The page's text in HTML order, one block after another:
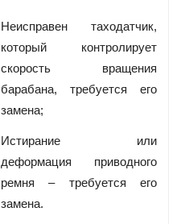
Неисправен таходатчик,
который контролирует
скорость вращения
барабана, требуется его
замена;
Истирание или
деформация приводного
ремня – требуется его
замена.